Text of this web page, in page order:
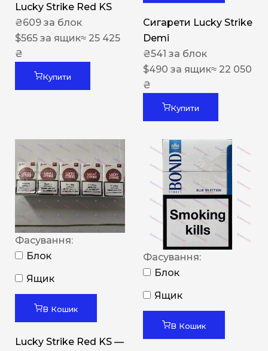
Lucky Strike Red KS
₴609 за блок
$565 за ящик≈ 25 425
₴
Купити
Сигарети Lucky Strike
Demi
₴541 за блок
$490 за ящик≈ 22 050
₴
Купити
Фасування:
Блок
Ящик
В Кошик
Lucky Strike Red KS —
Фасування:
Блок
Ящик
В Кошик